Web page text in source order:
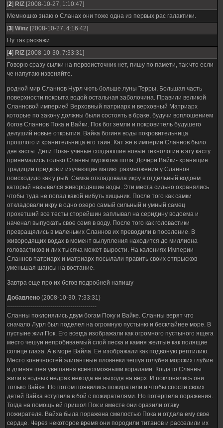
[2] RIZ [2008-10-27, 1:10:47]
Мемношко знаю о Сланах они тоже одна из первых рас галактики.
[3] Winz [2008-10-27, 4:16:42]
Ну так раскажи
[4] RIZ [2008-10-30, 7:33:31]
Говорю сразу сылки на первоисточник нет, пишу по памети, так что если
че напутаю извеняйте.
родной мир Сланнов Нурл чють больше луны Терры, Большая часть
поверхности покрыта водой остальная заболочина. Правили великой
Сланновой империей Верховный патриарх и верховный Матриарх
которые по закону должны были состоять в браке, будучи воплошением
богов Сланнов Пока и Вайки. Пок бог земли и покровитель будушего
делуший новые открытия. Вайка богиня воды покровительница
прошлого и хранительница его таин. Кат же в империи Сланнов было
две касты. Дети Пока- ученые создаюшие новые технологии в эту касту
принемались только Сланны муржкова пола. Дочери Вайки- хранящие
традиции предков и изучающие магию. размножение у Сланнов
поисходило как у рыб. Самка откладовала икру в отдельный водоем
каторый назывался живородяшие воды. Эти места сильно охранялись
чтобы туда не попал какой нибуть хищьник. После того как самки
откладовали икру в одно озеро самый сильный и умный самец
прохетший все тесты сторейшин заплывал на серидину водоема и
наченал выпускать свое семя в воду. После того как головастики
превращялись в маленьких Сланнов их преводили в поселение. В
живородящих водах в момент вылупления находится до миллиона
головастиков и лих тысяча может вырости. На калониях Империи
Сланнов патриарх и матриарх посылали править своих отпрысков
уменьшая шансы на востание.
Завтра еще про их богов подробней напишу
Добавлено (2008-10-30, 7:33:31)
---------------------------------------------
Сланны поклонялись двум богам Поку и Вайке. Сланны верят что
сначало Лурл был поделел на огромную пустыню и бесклайнее море. В
пустыне жил Пок. Его всегда изображали как огромного пустыного ящега
место чешуи непробиваемый слой песка и камня желтые как полящие
солнце глаза. А в море Вайла. Ее изображали как подвоную рептилию.
Место конечностей элигантные пловнеки чешуя голубея морских глубин
и длиная шея увешання всевозможными коралами. Когдато Сланны
жили в водных недрах некогда не выходя на верх. И поклонялись они
только Вайхе. Но потом появились пожиратели и чтобы спости своих
детей Вайха вступила в бой с пожирателями. Но потерпела поражения.
Тогда на помощь ей пришол Пок и вместе они оразили отаку
пожирателя. Вайха была поражена смелостью Пока и отдала ему свое
сердце. Через некоторое время они породили титанов и расселили их